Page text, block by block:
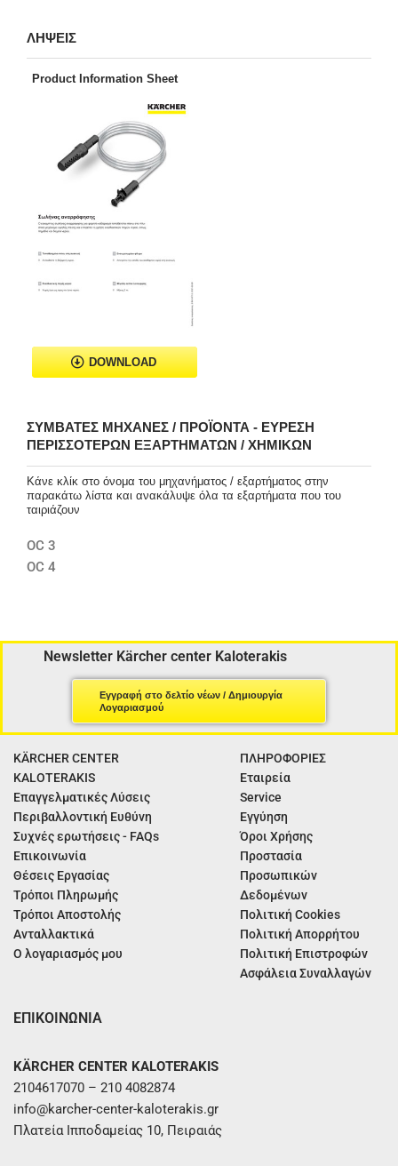
ΛΗΨΕΙΣ
Product Information Sheet
DOWNLOAD
ΣΥΜΒΑΤΈΣ ΜΗΧΑΝΈΣ / ΠΡΟΪΌΝΤΑ - ΕΎΡΕΣΗ
ΠΕΡΙΣΣΌΤΕΡΩΝ ΕΞΑΡΤΗΜΆΤΩΝ / ΧΗΜΙΚΏΝ
Κάνε κλίκ στο όνομα του μηχανήματος / εξαρτήματος στην
παρακάτω λίστα και ανακάλυψε όλα τα εξαρτήματα που του
ταιριάζουν
OC 3
OC 4
Newsletter Kärcher center Kaloterakis
Εγγραφή στο δελτίο νέων / Δημιουργία
Λογαριασμού
KÄRCHER CENTER
KALOTERAKIS
Επαγγελματικές Λύσεις
Περιβαλλοντική Ευθύνη
Συχνές ερωτήσεις - FAQs
Επικοινωνία
Θέσεις Εργασίας
Τρόποι Πληρωμής
Τρόποι Αποστολής
Ανταλλακτικά
Ο λογαριασμός μου
ΠΛΗΡΟΦΟΡΙΕΣ
Εταιρεία
Service
Εγγύηση
Όροι Χρήσης
Προστασία
Προσωπικών
Δεδομένων
Πολιτική Cookies
Πολιτική Απορρήτου
Πολιτική Επιστροφών
Ασφάλεια Συναλλαγών
ΕΠΙΚΟΙΝΩΝΙΑ
KÄRCHER CENTER KALOTERAKIS
2104617070 – 210 4082874
info@karcher-center-kaloterakis.gr
Πλατεία Ιπποδαμείας 10, Πειραιάς